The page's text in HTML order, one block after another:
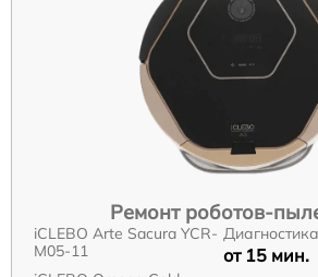
Ремонт роботов-
iCLEBO Arte Sacura YCR-
M05-11
Диагностика
от 15 мин.